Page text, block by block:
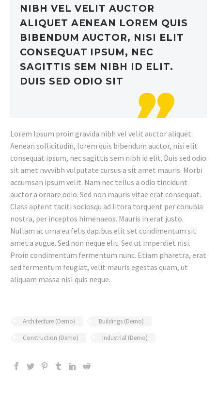
NIBH VEL VELIT AUCTOR
ALIQUET AENEAN LOREM QUIS
BIBENDUM AUCTOR, NISI ELIT
CONSEQUAT IPSUM, NEC
SAGITTIS SEM NIBH ID ELIT.
DUIS SED ODIO SIT
Lorem Ipsum proin gravida nibh vel velit auctor aliquet.
Aenean sollicitudin, lorem quis bibendum auctor, nisi elit
consequat ipsum, nec sagittis sem nibh id elit. Duis sed odio
sit amet nvvvibh vulputate cursus a sit amet mauris. Morbi
accumsan ipsum velit. Nam nec tellus a odio tincidunt
auctor a ornare odio. Sed non mauris vitae erat consequat.
Class aptent taciti sociosqu ad litora torquent per conubia
nostra, per inceptos himenaeos. Mauris in erat justo.
Nullam ac urna eu felis dapibus elit set condimentum sit
amet a augue. Sed non neque elit. Sed ut imperdiet nisi.
Proin condimentum fermentum nunc. Etiam pharetra, erat
sed fermentum feugiat, velit mauris egestas quam, ut
aliquam massa nisl quis neque.
Architecture (Demo)
Buildings (Demo)
Construction (Demo)
Industrial (Demo)